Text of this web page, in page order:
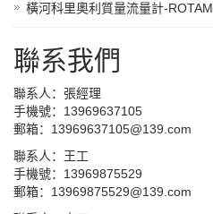
橫河科里奧利質量流量計-ROTAM
聯系我們
聯系人：張經理
手機號：13969637105
郵箱：13969637105@139.com
聯系人：王工
手機號：13969875529
郵箱：13969875529@139.com